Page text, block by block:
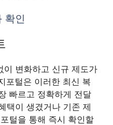
확인
이 변화하고 신규 제도가
포털은 이러한 최신 복
빠르고 정확하게 전달
택이 생겼거나 기존 제
털을 통해 즉시 확인할